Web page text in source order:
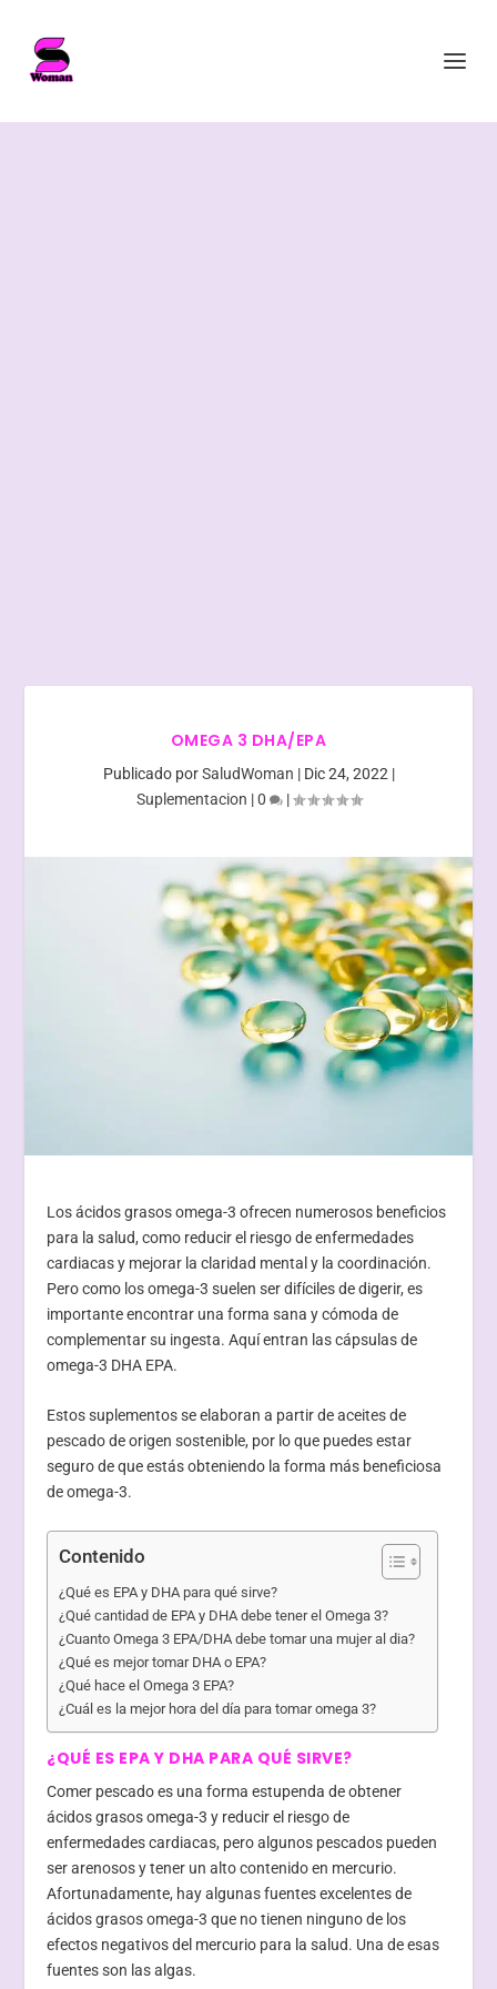
OMEGA 3 DHA/EPA
Publicado porSaludWoman | Dic 24, 2022 |
Suplementacion |0 |
Los ácidos grasos omega-3 ofrecen numerosos beneficios
para la salud, como reducir el riesgo de enfermedades
cardiacas y mejorar la claridad mental y la coordinación.
Pero como los omega-3 suelen ser difíciles de digerir, es
importante encontrar una forma sana y cómoda de
complementar su ingesta. Aquí entran las cápsulas de
omega-3 DHA EPA.
Estos suplementos se elaboran a partir de aceites de
pescado de origen sostenible, por lo que puedes estar
seguro de que estás obteniendo la forma más beneficiosa
de omega-3.
Contenido
¿Qué es EPA y DHA para qué sirve?
¿Qué cantidad de EPA y DHA debe tener el Omega 3?
¿Cuanto Omega 3 EPA/DHA debe tomar una mujer al dia?
¿Qué es mejor tomar DHA o EPA?
¿Qué hace el Omega 3 EPA?
¿Cuál es la mejor hora del día para tomar omega 3?
¿QUÉ ES EPA Y DHA PARA QUÉ SIRVE?
Comer pescado es una forma estupenda de obtener
ácidos grasos omega-3 y reducir el riesgo de
enfermedades cardiacas, pero algunos pescados pueden
ser arenosos y tener un alto contenido en mercurio.
Afortunadamente, hay algunas fuentes excelentes de
ácidos grasos omega-3 que no tienen ninguno de los
efectos negativos del mercurio para la salud. Una de esas
fuentes son las algas.